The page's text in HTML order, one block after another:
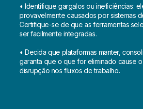
• Identifique gargalos ou ineficiências:
provavelmente causados por sistemas
Certifique-se de que as ferramentas
ser facilmente integradas.
• Decida que plataformas manter,
garanta que o que for eliminado cause
disrupção nos fluxos de trabalho.